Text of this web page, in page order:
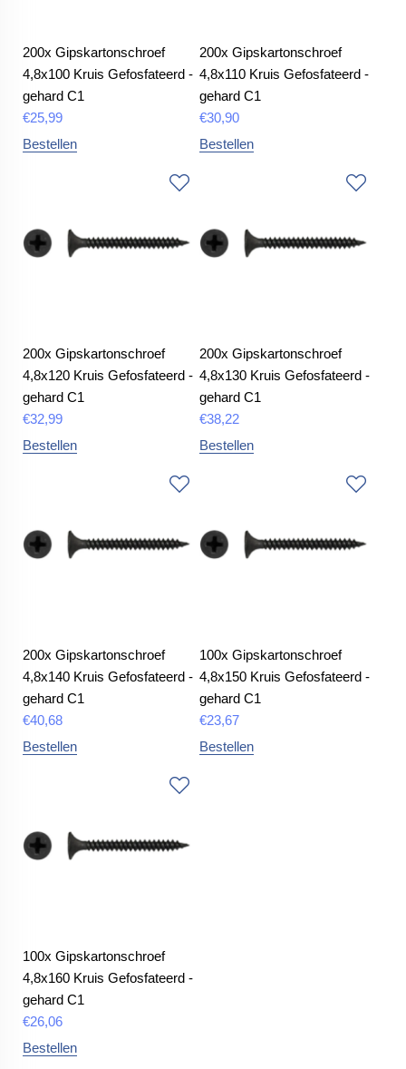
200x Gipskartonschroef
4,8x100 Kruis Gefosfateerd -
gehard C1
€25,99
Bestellen
200x Gipskartonschroef
4,8x110 Kruis Gefosfateerd -
gehard C1
€30,90
Bestellen
200x Gipskartonschroef
4,8x120 Kruis Gefosfateerd -
gehard C1
€32,99
Bestellen
200x Gipskartonschroef
4,8x130 Kruis Gefosfateerd -
gehard C1
€38,22
Bestellen
200x Gipskartonschroef
4,8x140 Kruis Gefosfateerd -
gehard C1
€40,68
Bestellen
100x Gipskartonschroef
4,8x150 Kruis Gefosfateerd -
gehard C1
€23,67
Bestellen
100x Gipskartonschroef
4,8x160 Kruis Gefosfateerd -
gehard C1
€26,06
Bestellen